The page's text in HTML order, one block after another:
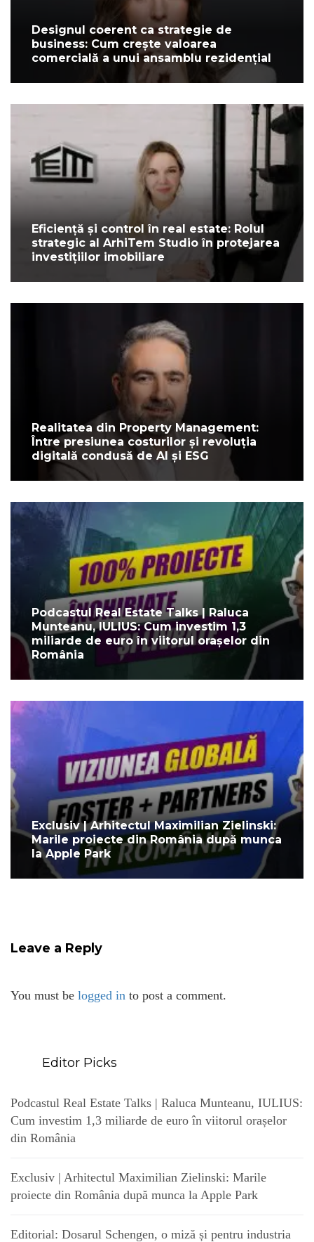
Designul coerent ca strategie de
business: Cum crește valoarea
comercială a unui ansamblu rezidențial
Eficiență și control în real estate: Rolul
strategic al ArhiTem Studio în protejarea
investițiilor imobiliare
Realitatea din Property Management:
Între presiunea costurilor și revoluția
digitală condusă de AI și ESG
Podcastul Real Estate Talks | Raluca
Munteanu, IULIUS: Cum investim 1,3
miliarde de euro în viitorul orașelor din
România
Exclusiv | Arhitectul Maximilian Zielinski:
Marile proiecte din România după munca
la Apple Park
Leave a Reply
You must be logged in to post a comment.
Editor Picks
Podcastul Real Estate Talks | Raluca Munteanu, IULIUS:
Cum investim 1,3 miliarde de euro în viitorul orașelor
din România
Exclusiv | Arhitectul Maximilian Zielinski: Marile
proiecte din România după munca la Apple Park
Editorial: Dosarul Schengen, o miză și pentru industria